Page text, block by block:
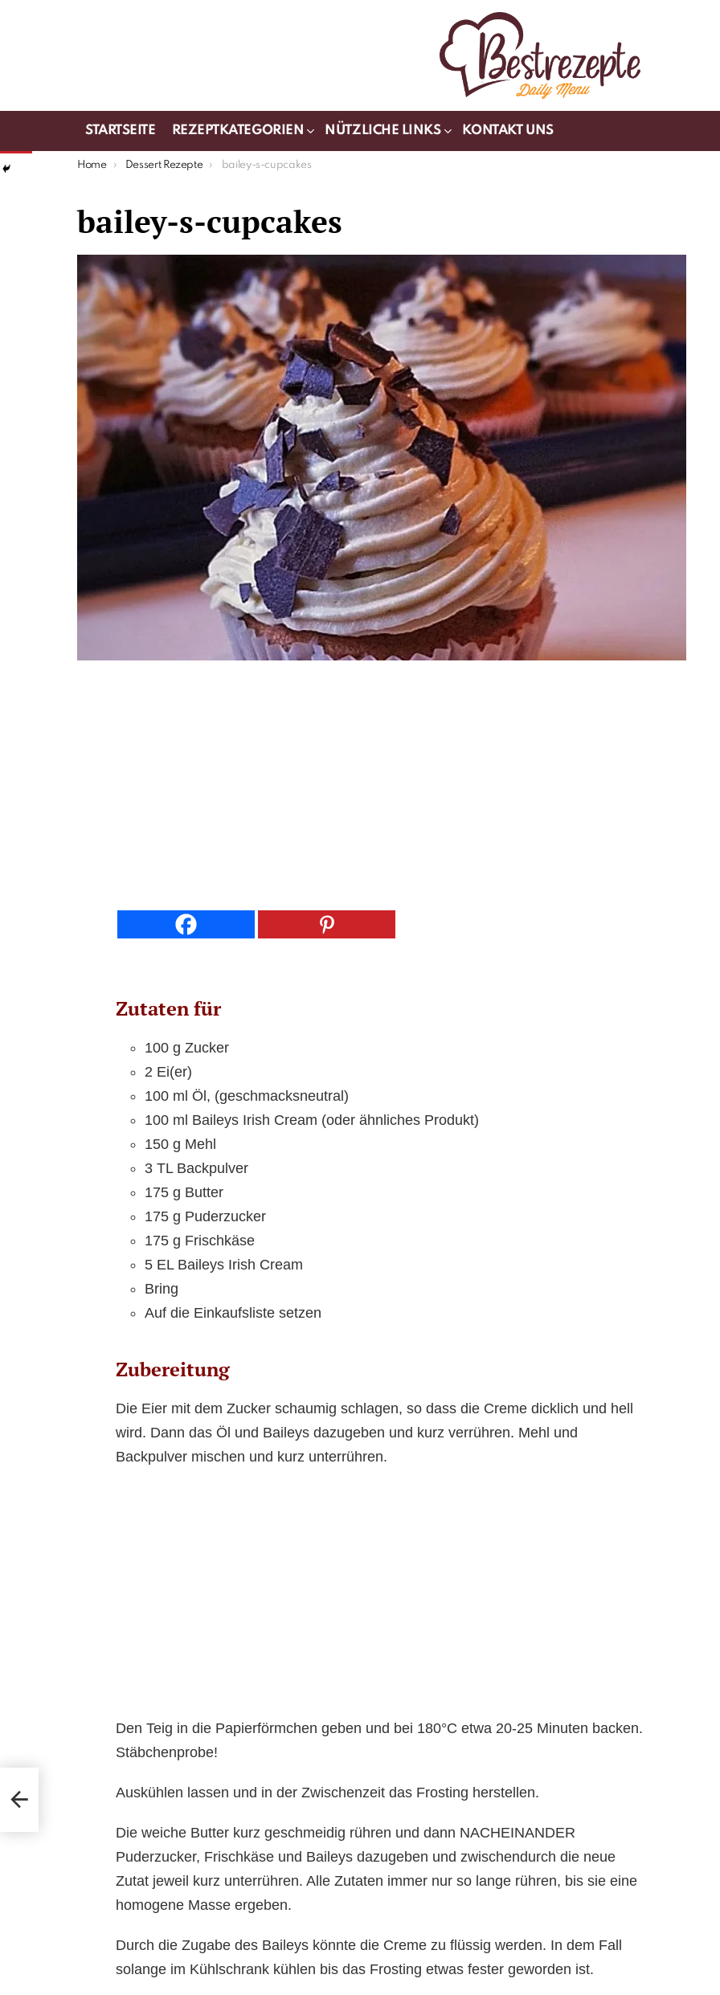
STARTSEITE REZEPTKATEGORIEN NÜTZLICHE LINKS KONTAKT UNS
You are here:
Home Dessert Rezepte bailey-s-cupcakes
bailey-s-cupcakes
Zutaten für
100 g Zucker
2 Ei(er)
100 ml Öl, (geschmacksneutral)
100 ml Baileys Irish Cream (oder ähnliches Produkt)
150 g Mehl
3 TL Backpulver
175 g Butter
175 g Puderzucker
175 g Frischkäse
5 EL Baileys Irish Cream
Bring
Auf die Einkaufsliste setzen
Zubereitung
Die Eier mit dem Zucker schaumig schlagen, so dass die Creme dicklich und hell
wird. Dann das Öl und Baileys dazugeben und kurz verrühren. Mehl und
Backpulver mischen und kurz unterrühren.
Den Teig in die Papierförmchen geben und bei 180°C etwa 20-25 Minuten backen.
Stäbchenprobe!
Auskühlen lassen und in der Zwischenzeit das Frosting herstellen.
Die weiche Butter kurz geschmeidig rühren und dann NACHEINANDER
Puderzucker, Frischkäse und Baileys dazugeben und zwischendurch die neue
Zutat jeweil kurz unterrühren. Alle Zutaten immer nur so lange rühren, bis sie eine
homogene Masse ergeben.
Durch die Zugabe des Baileys könnte die Creme zu flüssig werden. In dem Fall
solange im Kühlschrank kühlen bis das Frosting etwas fester geworden ist.